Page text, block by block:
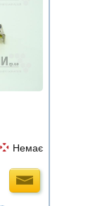
Немає